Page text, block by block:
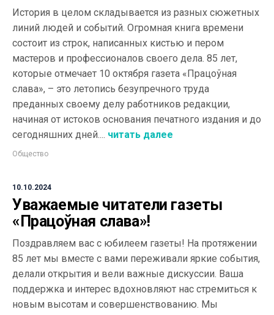
История в целом складывается из разных сюжетных
линий людей и событий. Огромная книга времени
состоит из строк, написанных кистью и пером
мастеров и профессионалов своего дела. 85 лет,
которые отмечает 10 октября газета «Працоўная
слава», – это летопись безупречного труда
преданных своему делу работников редакции,
начиная от истоков основания печатного издания и до
сегодняшних дней.... читать далее
Общество
10.10.2024
Уважаемые читатели газеты
«Працоўная слава»!
Поздравляем вас с юбилеем газеты! На протяжении
85 лет мы вместе с вами переживали яркие события,
делали открытия и вели важные дискуссии. Ваша
поддержка и интерес вдохновляют нас стремиться к
новым высотам и совершенствованию. Мы